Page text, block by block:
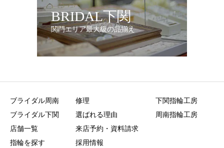
BRIDAL下関
関門エリア最大級の品揃え
ブライダル周南
ブライダル下関
店舗一覧
指輪を探す
修理
選ばれる理由
来店予約・資料請求
採用情報
下関指輪工房
周南指輪工房